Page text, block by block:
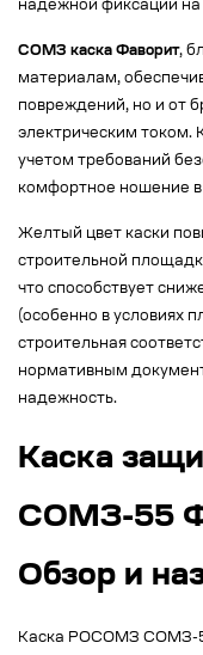
надежной фиксации на
СОМЗ каска Фаворит,
материалам,
повреждений, но и от
электрическим током.
учетом требований
комфортное ношение
Желтый цвет каски
строительной
что способствует
(особенно в условиях
строительная
нормативным
надежность.
Каска
СОМЗ-55
Обзор и
Каска РОСОМЗ СОМЗ-